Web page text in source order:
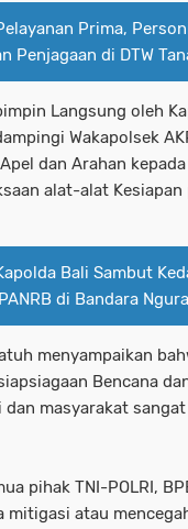
Prima,
Penjagaan di DTW
Langsung oleh
Wakapolsek
dan Arahan
alat-alat Kesiapan
Bali Sambut
di Bandara
menyampaikan
Bencana
dan masyarakat
pihak TNI-POLRI,
mitigasi atau